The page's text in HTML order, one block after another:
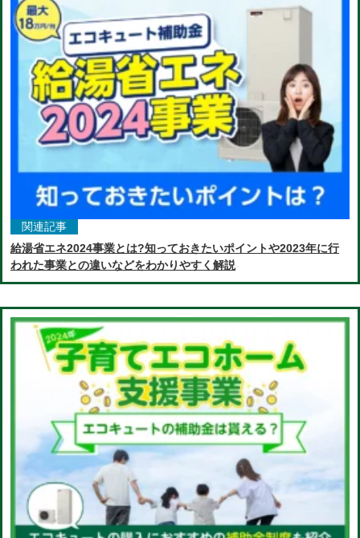
関連記事
給湯省エネ2024事業とは?知っておきたいポイントや2023年に行
われた事業との違いなどをわかりやすく解説